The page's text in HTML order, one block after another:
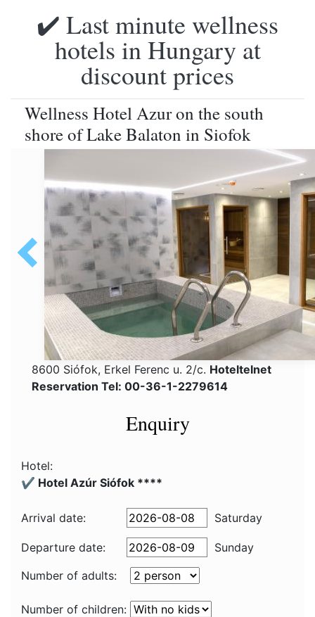
✔️ Last minute wellness
hotels in Hungary at
discount prices
Wellness Hotel Azur on the south
shore of Lake Balaton in Siofok
8600 Siófok, Erkel Ferenc u. 2/c. Hoteltelnet
Reservation Tel: 00-36-1-2279614
Enquiry
Hotel:
✔️ Hotel Azúr Siófok ****
Arrival date: Saturday
Departure date:
Sunday
Number of adults:
Number of children: